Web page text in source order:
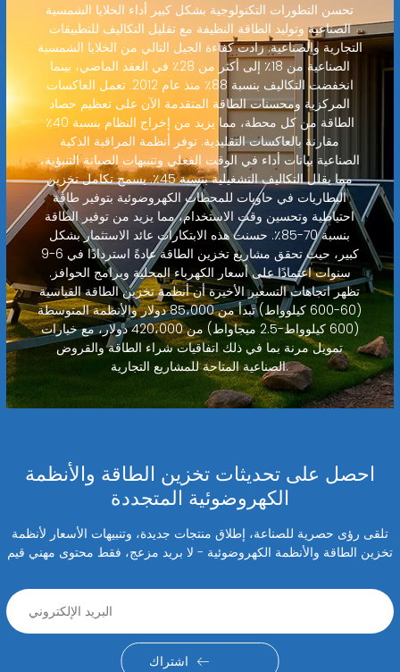
تحسن التطورات التكنولوجية بشكل كبير أداء الخلايا الشمسية
الصناعية وتوليد الطاقة النظيفة مع تقليل التكاليف للتطبيقات
التجارية والصناعية. زادت كفاءة الجيل التالي من الخلايا الشمسية
الصناعية من 18٪ إلى أكثر من 28٪ في العقد الماضي، بينما
انخفضت التكاليف بنسبة 88٪ منذ عام 2012. تعمل العاكسات
المركزية ومحسنات الطاقة المتقدمة الآن على تعظيم حصاد
الطاقة من كل محطة، مما يزيد من إخراج النظام بنسبة 40٪
مقارنة بالعاكسات التقليدية. توفر أنظمة المراقبة الذكية
الصناعية بيانات أداء في الوقت الفعلي وتنبيهات الصيانة التنبؤية،
مما يقلل التكاليف التشغيلية بنسبة 45٪. يسمح تكامل تخزين
البطاريات في حاويات للمحطات الكهروضوئية بتوفير طاقة
احتياطية وتحسين وقت الاستخدام، مما يزيد من توفير الطاقة
بنسبة 70-85٪. حسنت هذه الابتكارات عائد الاستثمار بشكل
كبير، حيث تحقق مشاريع تخزين الطاقة عادةً استردادًا في 6-9
سنوات اعتمادًا على أسعار الكهرباء المحلية وبرامج الحوافز.
تظهر اتجاهات التسعير الأخيرة أن أنظمة تخزين الطاقة القياسية
(60-600 كيلوواط) تبدأ من 85،000 دولار والأنظمة المتوسطة
(600 كيلوواط-2.5 ميجاواط) من 420،000 دولار، مع خيارات
تمويل مرنة بما في ذلك اتفاقيات شراء الطاقة والقروض
الصناعية المتاحة للمشاريع التجارية.
احصل على تحديثات تخزين الطاقة والأنظمة
الكهروضوئية المتجددة
تلقى رؤى حصرية للصناعة، إطلاق منتجات جديدة، وتنبيهات الأسعار لأنظمة
تخزين الطاقة والأنظمة الكهروضوئية - لا بريد مزعج، فقط محتوى مهني قيم
اشتراك